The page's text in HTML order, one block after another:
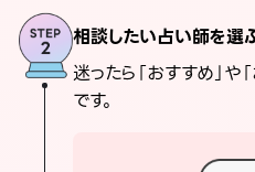
相談したい占い師を選
迷ったら「おすすめ」や
です。